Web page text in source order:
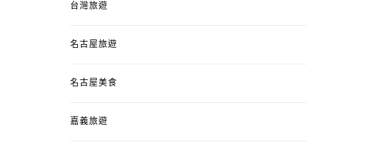
台灣旅遊
名古屋旅遊
名古屋美食
嘉義旅遊